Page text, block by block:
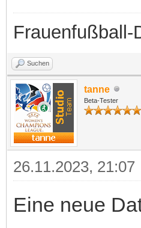
Frauenfußball-
Suchen
tanne
Beta-Tester
26.11.2023, 21:07
Eine neue